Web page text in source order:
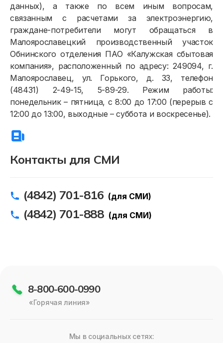
Контакты для СМИ
(4842) 701-816 (для СМИ)
(4842) 701-888 (для СМИ)
данных), а также по всем иным вопросам,
связанным с расчетами за электроэнергию,
граждане-потребители могут обращаться в
Малоярославецкий производственный участок
Обнинского отделения ПАО «Калужская сбытовая
компания», расположенный по адресу: 249094, г.
Малоярославец, ул. Горького, д. 33, телефон
(48431) 2-49-15, 5-89-29. Режим работы:
понедельник – пятница, с 8:00 до 17:00 (перерыв с
12:00 до 13:00, выходные – суббота и воскресенье).
8-800-600-0990
«Горячая линия»
Мы в социальных сетях: